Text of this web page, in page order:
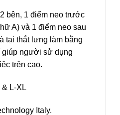
bên, 1 điểm neo trước
A) và 1 điểm neo sau
tại thắt lưng làm bằng
người sử dụng
trên cao.
L-XL
Italy.